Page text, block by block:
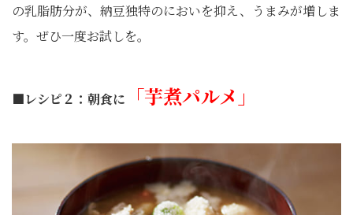
の乳脂肪分が、納豆独特のにおいを抑え、うまみが増しま
す。ぜひ一度お試しを。
■レシピ２：朝食に 「芋煮パルメ」